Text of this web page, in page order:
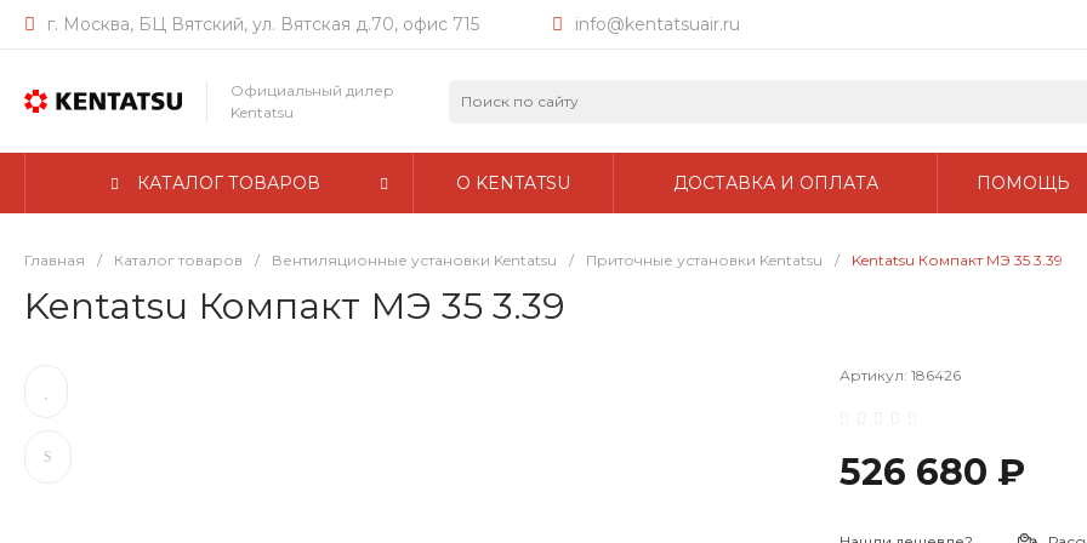
г. Москва, БЦ Вятский, ул. Вятская д.70, офис 715 info@kentatsuair.ru
Официальный дилер
Kentatsu
КАТАЛОГ ТОВАРОВ О KENTATSU ДОСТАВКА И ОПЛАТА ПОМОЩЬ
Главная / Каталог товаров / Вентиляционные установки Kentatsu / Приточные установки Kentatsu / Kentatsu Компакт МЭ 35 3.39
Kentatsu Компакт МЭ 35 3.39
Артикул: 186426
526 680 ₽